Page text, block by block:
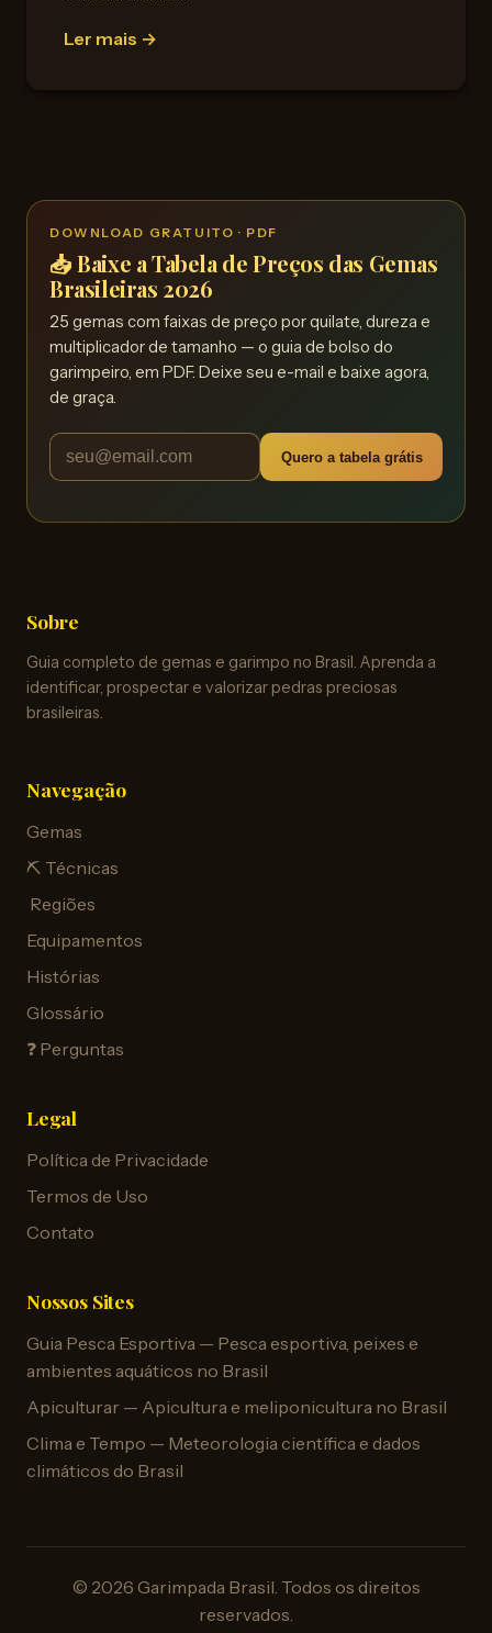
Ler mais →
DOWNLOAD GRATUITO · PDF
📥 Baixe a Tabela de Preços das Gemas
Brasileiras 2026
25 gemas com faixas de preço por quilate, dureza e
multiplicador de tamanho — o guia de bolso do
garimpeiro, em PDF. Deixe seu e-mail e baixe agora,
de graça.
Quero a tabela grátis
Sobre
Guia completo de gemas e garimpo no Brasil. Aprenda a
identificar, prospectar e valorizar pedras preciosas
brasileiras.
Navegação
Gemas
⛏️ Técnicas
️ Regiões
Equipamentos
Histórias
Glossário
❓ Perguntas
Legal
Política de Privacidade
Termos de Uso
Contato
Nossos Sites
Guia Pesca Esportiva — Pesca esportiva, peixes e
ambientes aquáticos no Brasil
Apiculturar — Apicultura e meliponicultura no Brasil
Clima e Tempo — Meteorologia científica e dados
climáticos do Brasil
© 2026 Garimpada Brasil. Todos os direitos
reservados.